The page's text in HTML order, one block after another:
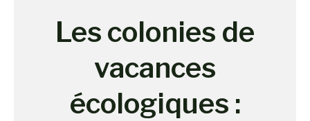
Les colonies de
vacances
écologiques :